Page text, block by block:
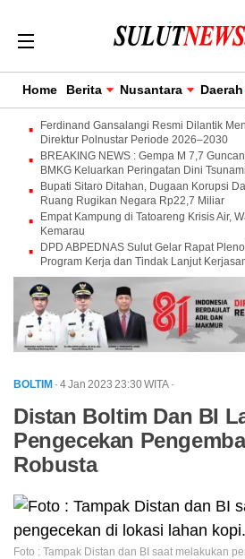
Home Berita Nusantara Daerah
Ferdinand Gansalangi Resmi Dilantik
Direktur Polnustar Periode 2026–2030
BREAKING NEWS : Gempa M 7,7
BMKG Keluarkan Peringatan Dini Tsunami
Bupati Sitaro Ditahan, Dugaan Korupsi
Ruang Rugikan Negara Rp22,7 Miliar
Empat Kampung di Tatoareng Krisis Air,
Kemarau
DPD ABPEDNAS Sulut Gelar Rapat
Program Kerja dan Tindak Lanjut
BOLTIM · 4 Jan 2023 23:30WITA ·
Distan Boltim Dan BI
Pengecekan
Robusta
Foto : Tampak Distan dan BI saat melakukan